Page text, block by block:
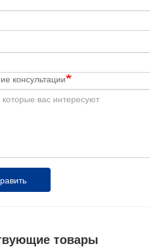
консультации
товары